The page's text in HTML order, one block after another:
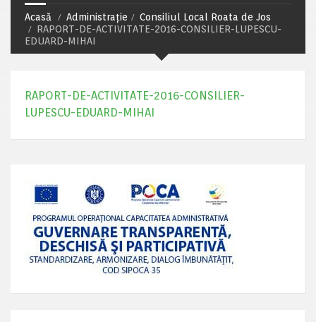
Acasă Administrație
Consiliul Local Roata de Jos
RAPORT-DE-ACTIVITATE-2016-CONSILIER-LUPESCU-
EDUARD-MIHAI
RAPORT-DE-ACTIVITATE-2016-CONSILIER-
LUPESCU-EDUARD-MIHAI